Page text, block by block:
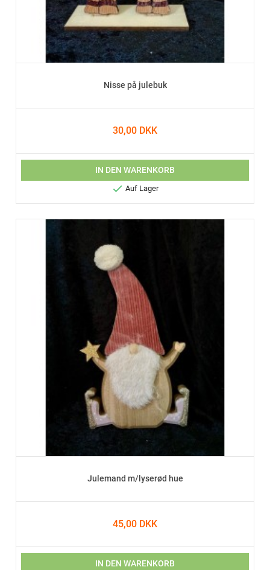
Nisse på julebuk
30,00 DKK
IN DEN WARENKORB
 Auf Lager
Julemand m/lyserød hue
45,00 DKK
IN DEN WARENKORB